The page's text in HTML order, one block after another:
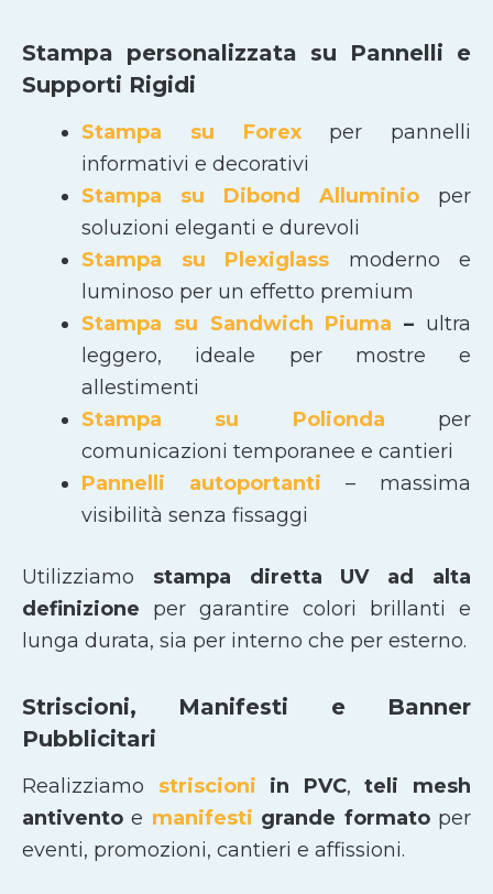
Stampa personalizzata su Pannelli e
Supporti Rigidi
Stampa su Forexper pannelli
informativi e decorativi
Stampa su Dibond Alluminio per
soluzioni eleganti e durevoli
Stampa su Plexiglass moderno e
luminoso per un effetto premium
Stampa su Sandwich Piuma – ultra
leggero, ideale per mostre e
allestimenti
Stampa su Polionda per
comunicazioni temporanee e cantieri
Pannelli autoportanti – massima
visibilità senza fissaggi
Utilizziamo stampa diretta UV ad alta
definizione per garantire colori brillanti e
lunga durata, sia per interno che per esterno.
Striscioni, Manifesti e Banner
Pubblicitari
Realizziamo striscioni in PVC,teli mesh
antivento e manifesti grande formatoper
eventi, promozioni, cantieri e affissioni.